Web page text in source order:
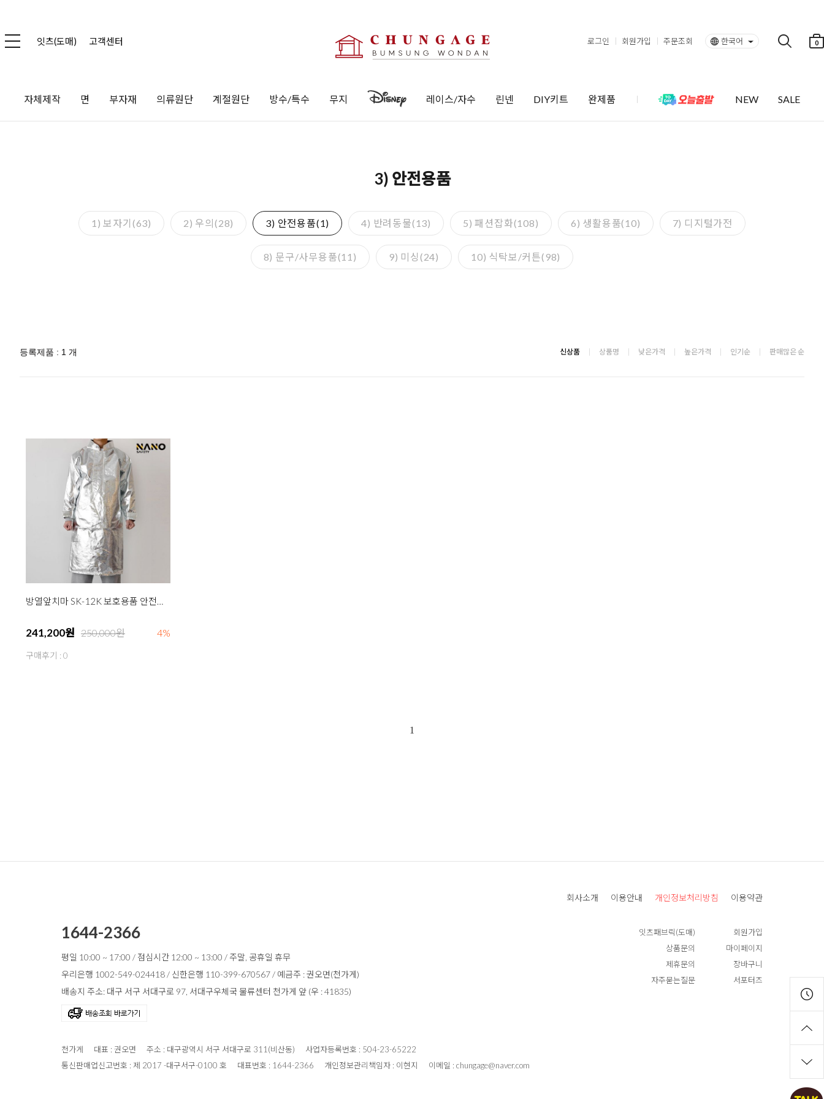
잇츠(도매) 고객센터 로그인 회원가입 주문조회 한국어 0
자체제작 면 부자재 의류원단 계절원단 방수/특수 무지 레이스/자수 린넨 DIY키트 완제품 NEW SALE
3) 안전용품
1) 보자기(63) 2) 우의(28) 3) 안전용품(1) 4) 반려동물(13) 5) 패션잡화(108) 6) 생활용품(10) 7) 디지털가전
8) 문구/사무용품(11) 9) 미싱(24) 10) 식탁보/커튼(98)
등록제품 : 1 개 신상품 상품명 낮은가격 높은가격 인기순 판매많은 순
방열앞치마 SK-12K 보호용품 안전용품 방열복
241,200원 250,000원 4%
구매후기 : 0
1
회사소개 이용안내 개인정보처리방침 이용약관
1644-2366
평일 10:00 ~ 17:00 / 점심시간 12:00 ~ 13:00 / 주말, 공휴일 휴무
우리은행 1002-549-024418 / 신한은행 110-399-670567 / 예금주 : 권오면(천가게)
배송지 주소: 대구 서구 서대구로 97, 서대구우체국 물류센터 천가게 앞 (우 : 41835)
천가게 대표 : 권오면 주소 : 대구광역시 서구 서대구로 311(비산동)
사업자등록번호 : 504-23-65222
통신판매업신고번호 : 제 2017 -대구서구-0100 호
대표번호 : 1644-2366 개인정보관리책임자 : 이현지 이메일 : chungage@naver.com
잇츠패브릭(도매)
상품문의
제휴문의
자주묻는질문
회원가입
마이페이지
장바구니
서포터즈